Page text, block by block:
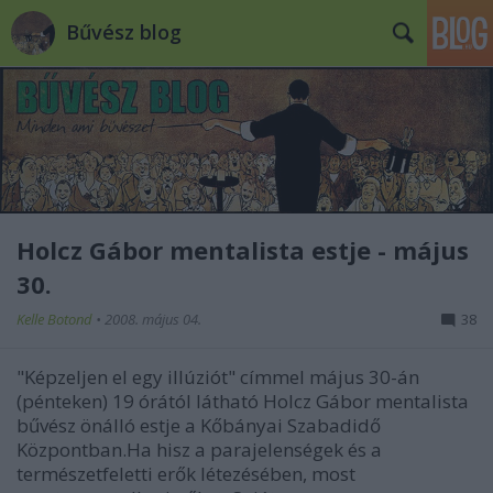
Bűvész blog
Holcz Gábor mentalista estje - május
30.
Kelle Botond • 2008. május 04. 38
"Képzeljen el egy illúziót" címmel május 30-án
(pénteken) 19 órától látható Holcz Gábor mentalista
bűvész önálló estje a Kőbányai Szabadidő
Központban.Ha hisz a parajelenségek és a
természetfeletti erők létezésében, most